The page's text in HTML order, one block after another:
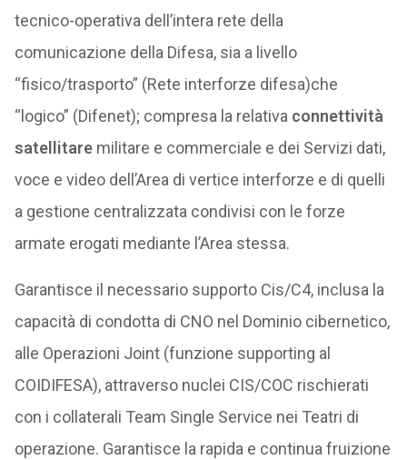
tecnico-operativa dell’intera rete della
comunicazione della Difesa, sia a livello
“fisico/trasporto” (Rete interforze difesa)che
“logico” (Difenet); compresa la relativa connettività
satellitaremilitare e commerciale e dei Servizi dati,
voce e video dell’Area di vertice interforze e di quelli
a gestione centralizzata condivisi con le forze
armate erogati mediante l’Area stessa.
Garantisce il necessario supporto Cis/C4, inclusa la
capacità di condotta di CNO nel Dominio cibernetico,
alle Operazioni Joint (funzione supporting al
COIDIFESA), attraverso nuclei CIS/COC rischierati
con i collaterali Team Single Service nei Teatri di
operazione. Garantisce la rapida e continua fruizione